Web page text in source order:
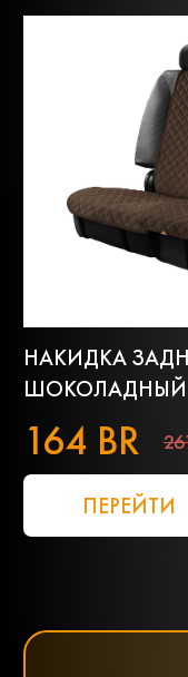
НАКИДКА
ШОКОЛАДНЫЙ
164 BR
ПЕРЕЙТИ